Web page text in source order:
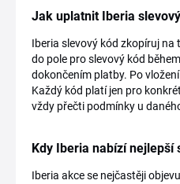
Jak uplatnit Iberia
Iberia slevový kód zkopíruj
do pole pro slevový kód
dokončením platby. Po
Každý kód platí jen pro
vždy přečti podmínky u
Kdy Iberia nabízí nejlepší
Iberia akce se nejčastěji